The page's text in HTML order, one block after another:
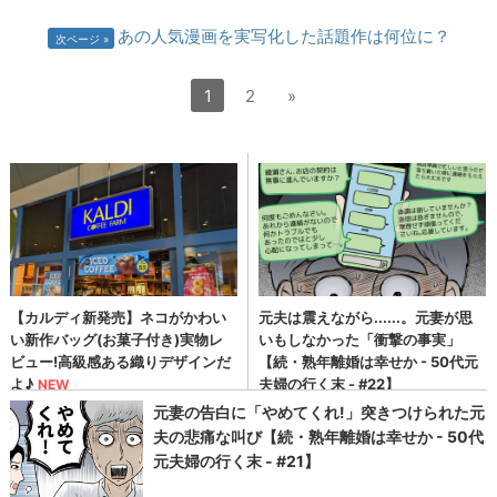
次ページ あの人気漫画を実写化した話題作は何位に？
1 2 »